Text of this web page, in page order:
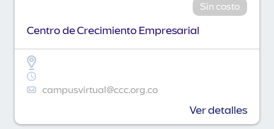
Sin costo
Centro de Crecimiento Empresarial
campusvirtual@ccc.org.co
Ver detalles